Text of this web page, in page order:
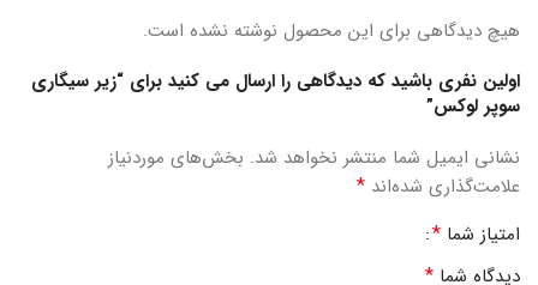
هیچ دیدگاهی برای این محصول نوشته نشده است.
اولین نفری باشید که دیدگاهی را ارسال می کنید برای “زیر سیگاری
سوپر لوکس”
نشانی ایمیل شما منتشر نخواهد شد. بخش‌های موردنیاز
علامت‌گذاری شده‌اند *
امتیاز شما *
دیدگاه شما *